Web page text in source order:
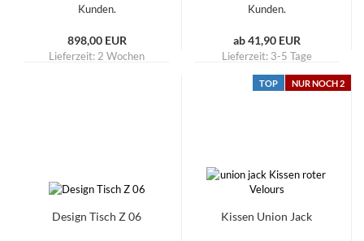
Kunden.
898,00 EUR
Lieferzeit: 2 Wochen
Kunden.
ab 41,90 EUR
Lieferzeit: 3-5 Tage
Design Tisch Z 06
TOP NUR NOCH 2
Kissen Union Jack